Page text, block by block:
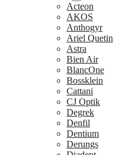
Acteon
AKOS
Anthogyr
Ariel Quetin
Astra
Bien Air
BlancOne
Bossklein
Cattani
CJ Optik
Degrek
Denfil
Dentium
Derungs